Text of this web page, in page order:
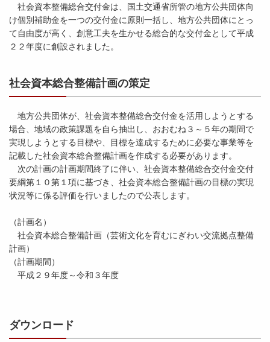
社会資本整備総合交付金は、国土交通省所管の地方公共団体向
け個別補助金を一つの交付金に原則一括し、地方公共団体にとっ
て自由度が高く、創意工夫を生かせる総合的な交付金として平成
２２年度に創設されました。
社会資本総合整備計画の策定
地方公共団体が、社会資本整備総合交付金を活用しようとする
場合、地域の政策課題を自ら抽出し、おおむね３～５年の期間で
実現しようとする目標や、目標を達成するために必要な事業等を
記載した社会資本総合整備計画を作成する必要があります。
次の計画の計画期間終了に伴い、社会資本整備総合交付金交付
要綱第１０第１項に基づき、社会資本総合整備計画の目標の実現
状況等に係る評価を行いましたので公表します。
（計画名）
社会資本総合整備計画（芸術文化を育むにぎわい交流拠点整備
計画）
（計画期間）
平成２９年度～令和３年度
ダウンロード